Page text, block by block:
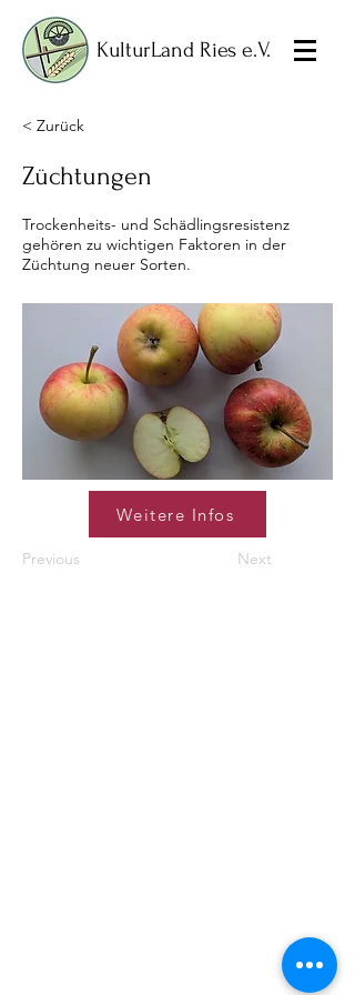
KulturLand Ries e.V.
< Zurück
Züchtungen
Trockenheits- und Schädlingsresistenz
gehören zu wichtigen Faktoren in der
Züchtung neuer Sorten.
Weitere Infos
Previous Next